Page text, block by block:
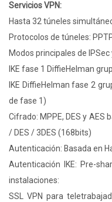
Servicios VPN:
Hasta 32 túneles
Protocolos de túneles:
Modos principales de IPSec
IKE fase 1 DiffieHelman
IKE DiffieHelman fase 2
de fase 1)
Cifrado: MPPE, DES y
/ DES / 3DES (168bits)
Autenticación: Basada en
Autenticación IKE: Pre-
instalaciones:
SSL VPN para